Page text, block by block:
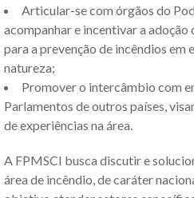
Articular-se com órgãos do
acompanhar e incentivar a
para a prevenção de incêndios em
natureza;
Promover o intercâmbio com
Parlamentos de outros países,
de experiências na área.
A FPMSCI busca discutir e
área de incêndio, de caráter